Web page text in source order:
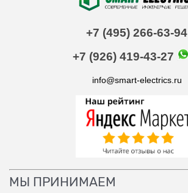
+7 (495) 266-63-94
+7 (926) 419-43-27
info@smart-electrics.ru
МЫ ПРИНИМАЕМ